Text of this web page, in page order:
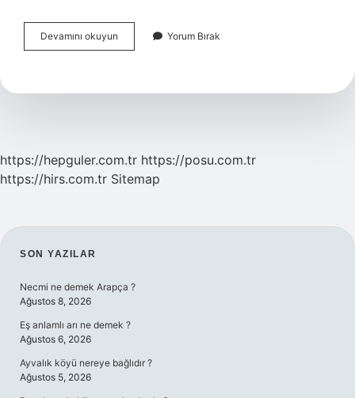
Devamını okuyun Düzyazı
Mı
Mı
Yorum Bırak
https://hepguler.com.tr https://posu.com.tr
https://hirs.com.tr Sitemap
SIDEBAR
SON YAZILAR
Necmi ne demek Arapça ?
Ağustos 8, 2026
Eş anlamlı arı ne demek ?
Ağustos 6, 2026
Ayvalık köyü nereye bağlıdır ?
Ağustos 5, 2026